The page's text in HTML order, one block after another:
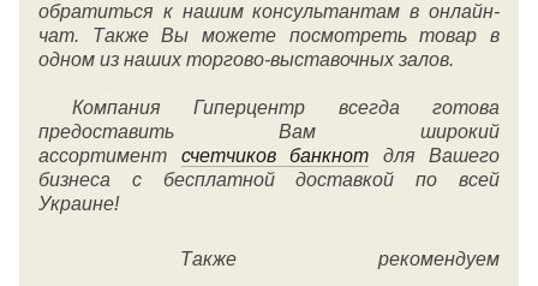
обратиться к нашим консультантам в онлайн-
чат. Также Вы можете посмотреть товар в
одном из наших торгово-выставочных залов.
Компания Гиперцентр всегда готова
предоставить Вам широкий
ассортимент счетчиков банкнот для Вашего
бизнеса с бесплатной доставкой по всей
Украине!
Также рекомендуем